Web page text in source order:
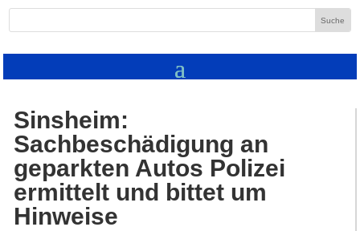
Sinsheim:
Sachbeschädigung an
geparkten Autos Polizei
ermittelt und bittet um
Hinweise